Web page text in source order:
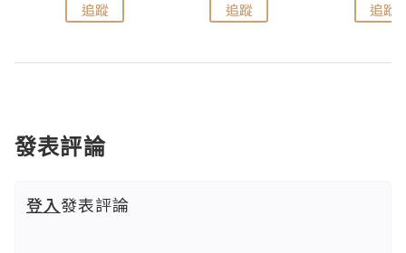
追蹤 追蹤 追蹤
發表評論
登入發表評論